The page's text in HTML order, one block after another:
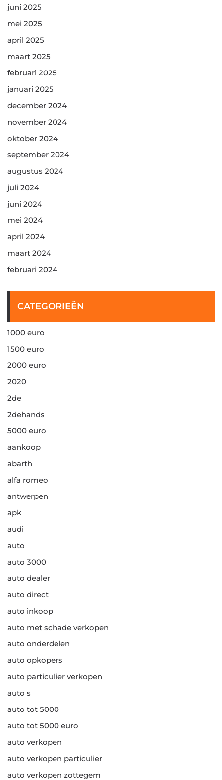
juni 2025
mei 2025
april 2025
maart 2025
februari 2025
januari 2025
december 2024
november 2024
oktober 2024
september 2024
augustus 2024
juli 2024
juni 2024
mei 2024
april 2024
maart 2024
februari 2024
CATEGORIEËN
1000 euro
1500 euro
2000 euro
2020
2de
2dehands
5000 euro
aankoop
abarth
alfa romeo
antwerpen
apk
audi
auto
auto 3000
auto dealer
auto direct
auto inkoop
auto met schade verkopen
auto onderdelen
auto opkopers
auto particulier verkopen
auto s
auto tot 5000
auto tot 5000 euro
auto verkopen
auto verkopen particulier
auto verkopen zottegem